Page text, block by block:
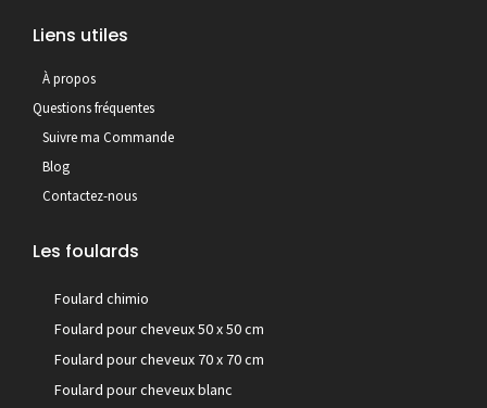
Liens utiles
À propos
Questions fréquentes
Suivre ma Commande
Blog
Contactez-nous
Les foulards
Foulard chimio
Foulard pour cheveux 50 x 50 cm
Foulard pour cheveux 70 x 70 cm
Foulard pour cheveux blanc